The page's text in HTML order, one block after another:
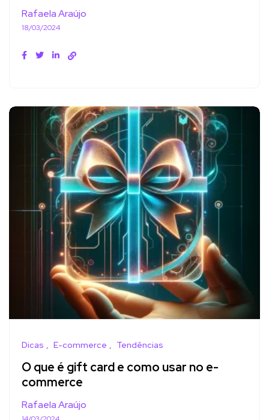
Rafaela Araújo
18/03/2024
Dicas E-commerce Tendências
O que é gift card e como usar no e-
commerce
Rafaela Araújo